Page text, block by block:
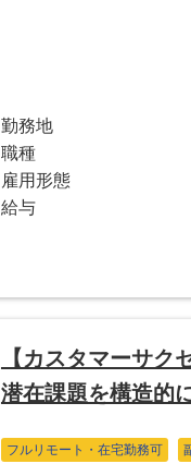
勤務地
職種
雇用形態
給与
【カスタマーサ
潜在課題を構造的
フルリモート・在宅勤務可